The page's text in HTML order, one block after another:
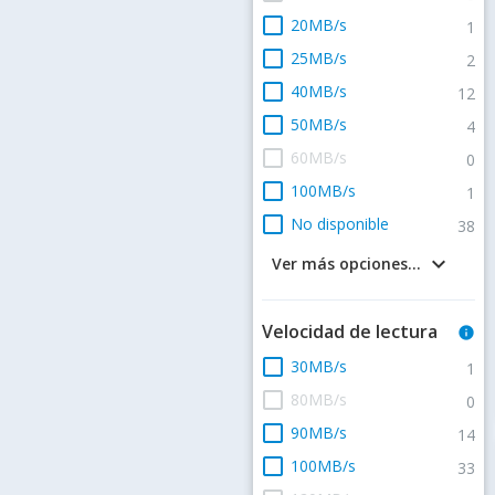
check_box_outline_blank 20MB/s 1
check_box_outline_blank 25MB/s 2
check_box_outline_blank 40MB/s 12
check_box_outline_blank 50MB/s 4
check_box_outline_blank 60MB/s 0
check_box_outline_blank 100MB/s 1
check_box_outline_blank No disponible 38
keyboard_arrow_down
Ver más opciones...
Velocidad de lectura info
check_box_outline_blank 30MB/s 1
check_box_outline_blank 80MB/s 0
check_box_outline_blank 90MB/s 14
check_box_outline_blank 100MB/s 33